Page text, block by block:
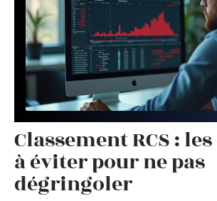
Classement RCS :
à éviter pour ne pas
dégringoler